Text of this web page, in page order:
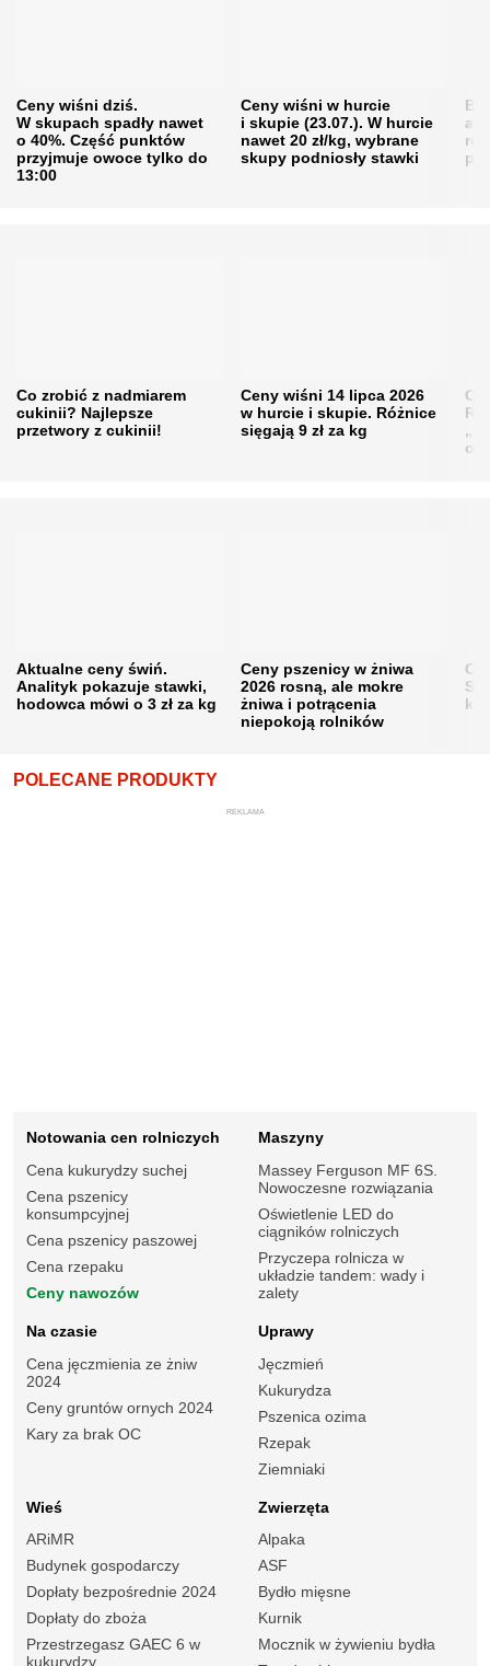
Ceny wiśni dziś.
W skupach spadły nawet
o 40%. Część punktów
przyjmuje owoce tylko do
13:00
Ceny wiśni w hurcie
i skupie (23.07.). W hurcie
nawet 20 zł/kg, wybrane
skupy podniosły stawki
Co zrobić z nadmiarem
cukinii? Najlepsze
przetwory z cukinii!
Ceny wiśni 14 lipca 2026
w hurcie i skupie. Różnice
sięgają 9 zł za kg
Aktualne ceny świń.
Analityk pokazuje stawki,
hodowca mówi o 3 zł za kg
Ceny pszenicy w żniwa
2026 rosną, ale mokre
żniwa i potrącenia
niepokoją rolników
POLECANE PRODUKTY
REKLAMA
Notowania cen rolniczych
Cena kukurydzy suchej
Cena pszenicy
konsumpcyjnej
Cena pszenicy paszowej
Cena rzepaku
Ceny nawozów
Maszyny
Massey Ferguson MF 6S.
Nowoczesne rozwiązania
Oświetlenie LED do
ciągników rolniczych
Przyczepa rolnicza w
układzie tandem: wady i
zalety
Na czasie
Cena jęczmienia ze żniw
2024
Ceny gruntów ornych 2024
Kary za brak OC
Uprawy
Jęczmień
Kukurydza
Pszenica ozima
Rzepak
Ziemniaki
Wieś
ARiMR
Budynek gospodarczy
Dopłaty bezpośrednie 2024
Dopłaty do zboża
Przestrzegasz GAEC 6 w
kukurydzy
Zwierzęta
Alpaka
ASF
Bydło mięsne
Kurnik
Mocznik w żywieniu bydła